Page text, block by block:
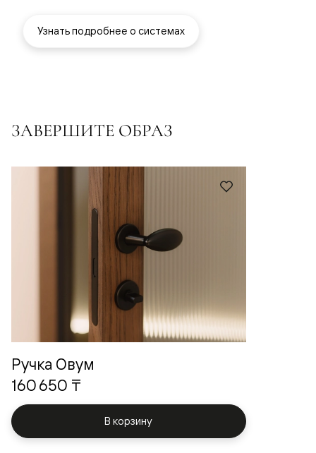
Узнать подробнее о системах
ЗАВЕРШИТЕ ОБРАЗ
Ручка Овум
160 650 ₸
В корзину